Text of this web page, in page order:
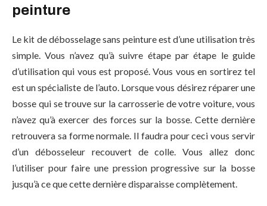
peinture
Le kit de débosselage sans peinture est d’une utilisation très
simple. Vous n’avez qu’à suivre étape par étape le guide
d’utilisation qui vous est proposé. Vous vous en sortirez tel
est un spécialiste de l’auto. Lorsque vous désirez réparer une
bosse qui se trouve sur la carrosserie de votre voiture, vous
n’avez qu’à exercer des forces sur la bosse. Cette dernière
retrouvera sa forme normale. Il faudra pour ceci vous servir
d’un débosseleur recouvert de colle. Vous allez donc
l’utiliser pour faire une pression progressive sur la bosse
jusqu’à ce que cette dernière disparaisse complètement.